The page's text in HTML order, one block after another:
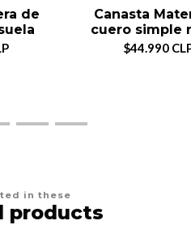
de
Canasta
cuero simple
$44.990
in these
products